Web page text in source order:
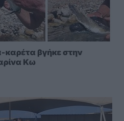
καρέτα βγήκε στην
Κω